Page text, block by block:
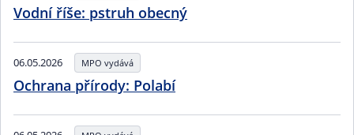
Vodní říše: pstruh obecný
06.05.2026 MPO vydává
Ochrana přírody: Polabí